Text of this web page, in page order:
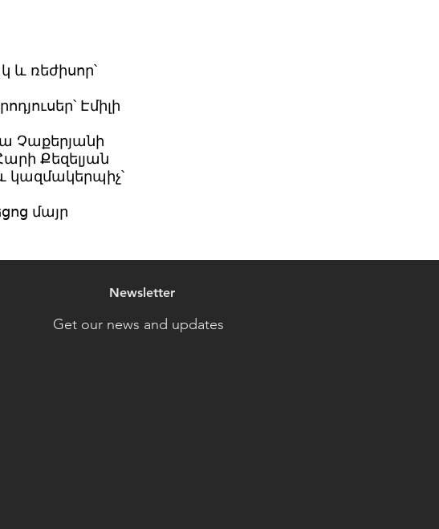
և ռեժիսոր՝
Էմիլի
Չաքերյանի
Քեզելյան
կազմակերպիչ՝
մայր
Newsletter
Get our news and updates